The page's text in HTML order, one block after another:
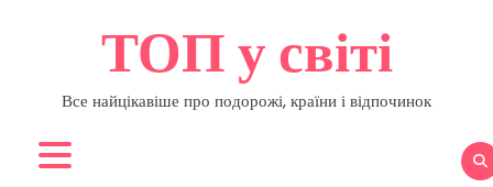
ТОП у світі
Все найцікавіше про подорожі, країни і відпочинок